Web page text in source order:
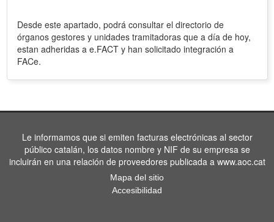
Desde este apartado, podrá consultar el directorio de
órganos gestores y unidades tramitadoras que a día de hoy,
estan adheridas a e.FACT y han solicitado integración a
FACe.
Le informamos que si emiten facturas electrónicas al sector
público catalán, los datos nombre y NIF de su empresa se
incluirán en una relación de proveedores publicada a www.aoc.cat
Mapa del sitio
Accesibilidad